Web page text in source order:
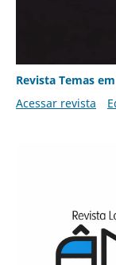
Revista Temas
Acessar revista